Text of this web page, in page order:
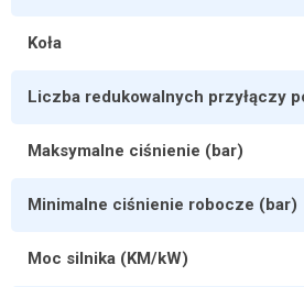
Koła
Liczba redukowalnych przyłączy
Maksymalne ciśnienie (bar)
Minimalne ciśnienie robocze (bar)
Moc silnika (KM/kW)